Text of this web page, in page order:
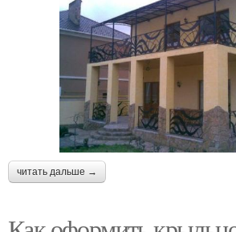
читать дальше →